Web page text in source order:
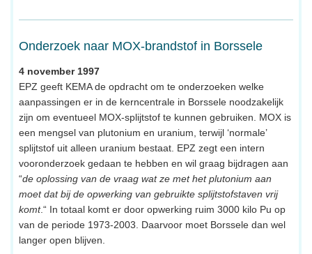
Onderzoek naar MOX-brandstof in Borssele
4 november 1997
EPZ geeft KEMA de opdracht om te onderzoeken welke
aanpassingen er in de kerncentrale in Borssele noodzakelijk
zijn om eventueel MOX-splijtstof te kunnen gebruiken. MOX is
een mengsel van plutonium en uranium, terwijl ‘normale’
splijtstof uit alleen uranium bestaat. EPZ zegt een intern
vooronderzoek gedaan te hebben en wil graag bijdragen aan
“de oplossing van de vraag wat ze met het plutonium aan
moet dat bij de opwerking van gebruikte splijtstofstaven vrij
komt.“ In totaal komt er door opwerking ruim 3000 kilo Pu op
van de periode 1973-2003. Daarvoor moet Borssele dan wel
langer open blijven.